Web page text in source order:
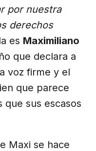
por nuestra
derechos
es Maximiliano
que declara a
voz firme y el
que parece
que sus escasos
Maxi se hace